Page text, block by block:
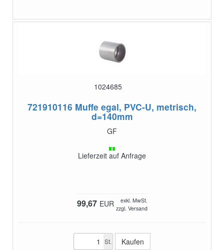
1024685
721910116 Muffe egal, PVC-U, metrisch,
d=140mm
GF
Lieferzeit auf Anfrage
99,67 EUR
exkl. MwSt.
zzgl. Versand
St.